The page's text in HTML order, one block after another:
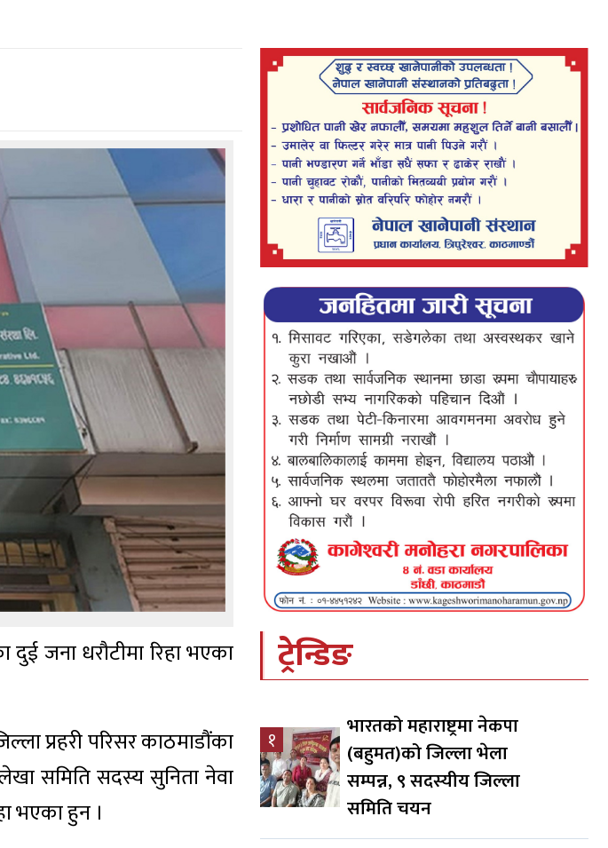
दुई जना धरौटीमा रिहा भएका
प्रहरी परिसर काठमाडौंका
समिति सदस्य सुनिता नेवा
भएका हुन ।
ट्रेन्डिङ
१
भारतको महाराष्ट्रमा नेकपा
(बहुमत)को जिल्ला भेला
सम्पन्न, ९ सदस्यीय जिल्ला
समिति चयन